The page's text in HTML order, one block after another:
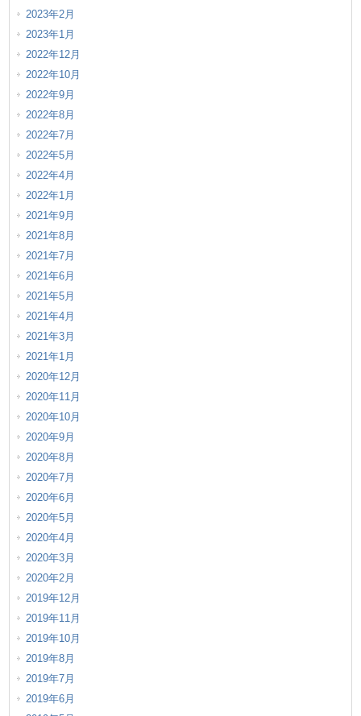
2023年2月
2023年1月
2022年12月
2022年10月
2022年9月
2022年8月
2022年7月
2022年5月
2022年4月
2022年1月
2021年9月
2021年8月
2021年7月
2021年6月
2021年5月
2021年4月
2021年3月
2021年1月
2020年12月
2020年11月
2020年10月
2020年9月
2020年8月
2020年7月
2020年6月
2020年5月
2020年4月
2020年3月
2020年2月
2019年12月
2019年11月
2019年10月
2019年8月
2019年7月
2019年6月